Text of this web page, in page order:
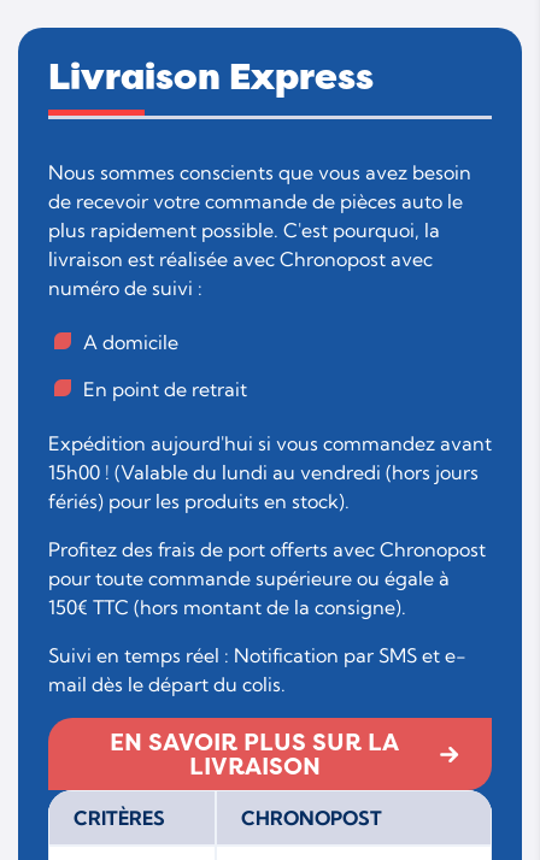
Livraison Express
Nous sommes conscients que vous avez besoin
de recevoir votre commande de pièces auto le
plus rapidement possible. C'est pourquoi, la
livraison est réalisée avec Chronopost avec
numéro de suivi :
A domicile
En point de retrait
Expédition aujourd'hui si vous commandez avant
15h00 ! (Valable du lundi au vendredi (hors jours
fériés) pour les produits en stock).
Profitez des frais de port offerts avec Chronopost
pour toute commande supérieure ou égale à
150€ TTC (hors montant de la consigne).
Suivi en temps réel : Notification par SMS et e-
mail dès le départ du colis.
EN SAVOIR PLUS SUR LA
LIVRAISON
CRITÈRES CHRONOPOST